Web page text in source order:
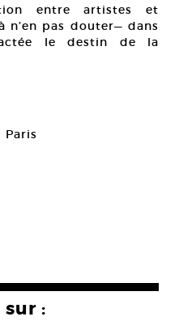
entre artistes et
n’en pas douter— dans
le destin de la
Paris
: